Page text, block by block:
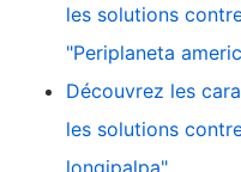
les solutions
"Periplaneta
Découvrez les
les solutions
longipalpa"